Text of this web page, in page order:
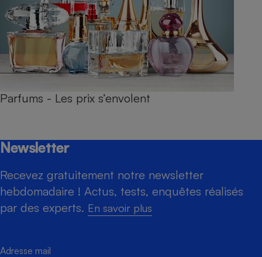
Parfums - Les prix s’envolent
Newsletter
Recevez gratuitement notre newsletter
hebdomadaire ! Actus, tests, enquêtes réalisés
par des experts. En savoir plus
Adresse mail